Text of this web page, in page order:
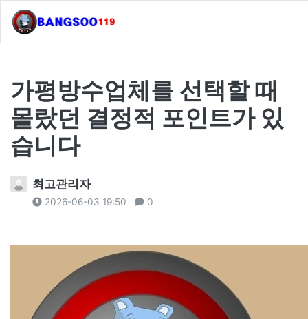
가평방수업체를 선택할 때
몰랐던 결정적 포인트가 있
습니다
최고관리자
2026-06-03 19:50 0